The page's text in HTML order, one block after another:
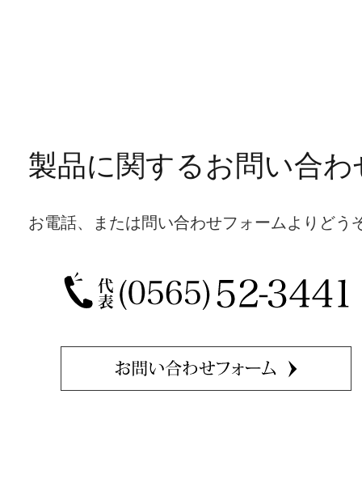
製品に関するお問い合わ
お電話、または問い合わせフォームよりどう